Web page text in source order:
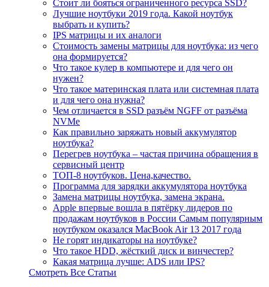
Стоит ли бояться ограниченного ресурса SSD?
Лучшие ноутбуки 2019 года. Какой ноутбук
выбрать и купить?
IPS матрицы и их аналоги
Стоимость замены матрицы для ноутбука: из чего
она формируется?
Что такое кулер в компьютере и для чего он
нужен?
Что такое материнская плата или системная плата
и для чего она нужна?
Чем отличается в SSD разъём NGFF от разъёма
NVMe
Как правильно заряжать новый аккумулятор
ноутбука?
Перегрев ноутбука – частая причина обращения в
сервисный центр
ТОП-8 ноутбуков. Цена,качество.
Программа для зарядки аккумулятора ноутбука
Замена матрицы ноутбука, замена экрана.
Apple впервые вошла в пятёрку лидеров по
продажам ноутбуков в России Самым популярным
ноутбуком оказался MacBook Air 13 2017 года
Не горят индикаторы на ноутбуке?
Что такое HDD, жёсткий диск и винчестер?
Какая матрица лучше: ADS или IPS?
Смотреть Все Статьи